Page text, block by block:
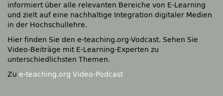
informiert über alle relevanten Bereiche von E-Learning
und zielt auf eine nachhaltige Integration digitaler Medien
in der Hochschullehre.
Hier finden Sie den e-teaching.org-Vodcast. Sehen Sie
Video-Beiträge mit E-Learning-Experten zu
unterschiedlichsten Themen.
Zu e-teaching.org Video-Podcast